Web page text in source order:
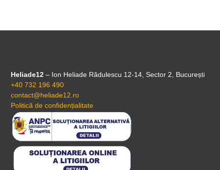
Heliade12 – Ion Heliade Rădulescu 12-14, Sector 2, București
+40 732 196 490
contact@heliade12.ro
Politică de confidențialitate